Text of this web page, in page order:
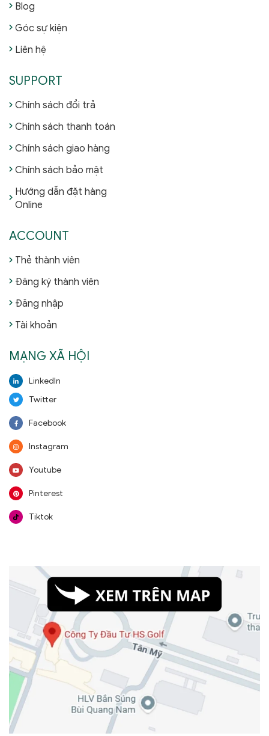
Blog
Góc sự kiện
Liên hệ
SUPPORT
Chính sách đổi trả
Chính sách thanh toán
Chính sách giao hàng
Chính sách bảo mật
Hướng dẫn đặt hàng
Online
ACCOUNT
Thẻ thành viên
Đăng ký thành viên
Đăng nhập
Tài khoản
MẠNG XÃ HỘI
LinkedIn
Twitter
Facebook
Instagram
Youtube
Pinterest
Tiktok